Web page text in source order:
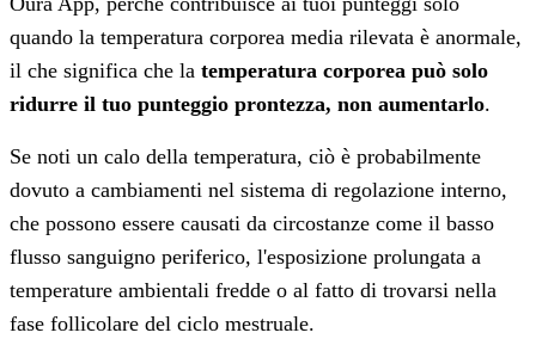
quando la temperatura corporea media rilevata è anormale,
il che significa che la temperatura corporea può solo
ridurre il tuo punteggio prontezza, non aumentarlo.
Se noti un calo della temperatura, ciò è probabilmente
dovuto a cambiamenti nel sistema di regolazione interno,
che possono essere causati da circostanze come il basso
flusso sanguigno periferico, l'esposizione prolungata a
temperature ambientali fredde o al fatto di trovarsi nella
fase follicolare del ciclo mestruale.